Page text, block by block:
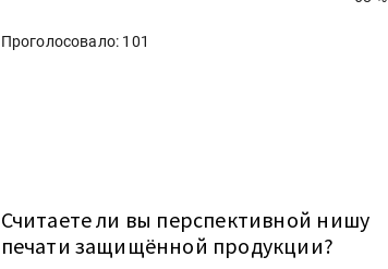
Проголосовало: 101
Считаете ли вы перспективной нишу
печати защищённой продукции?